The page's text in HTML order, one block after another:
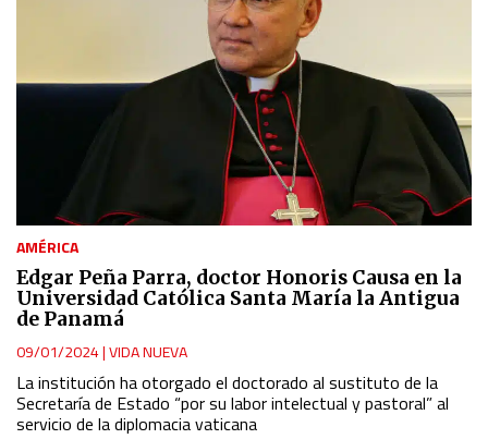
AMÉRICA
Edgar Peña Parra, doctor Honoris Causa en la
Universidad Católica Santa María la Antigua
de Panamá
09/01/2024|VIDA NUEVA
La institución ha otorgado el doctorado al sustituto de la
Secretaría de Estado “por su labor intelectual y pastoral” al
servicio de la diplomacia vaticana